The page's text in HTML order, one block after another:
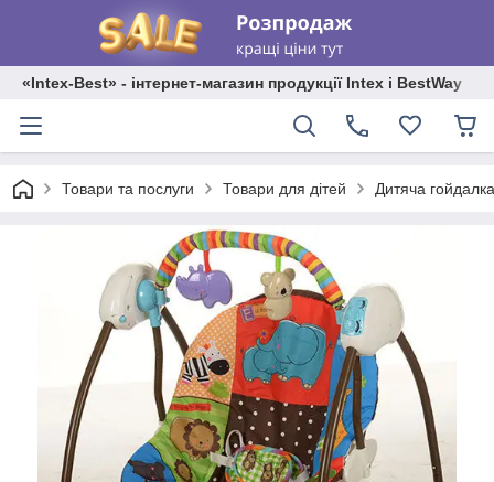
«Intex-Best» - інтернет-магазин продукції Intex і BestWay
Товари та послуги Товари для дітей Дитяча